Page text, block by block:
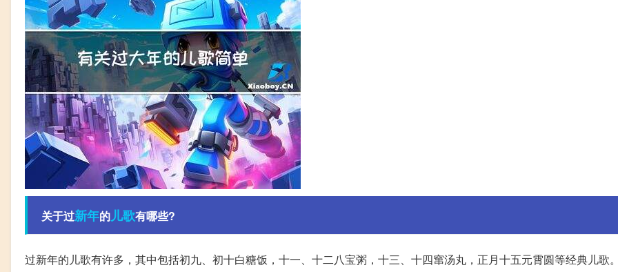
关于过新年的儿歌有哪些?
过新年的儿歌有许多，其中包括初九、初十白糖饭，十一、十二八宝粥，十三、十四窜汤丸，正月十五元霄圆等经典儿歌